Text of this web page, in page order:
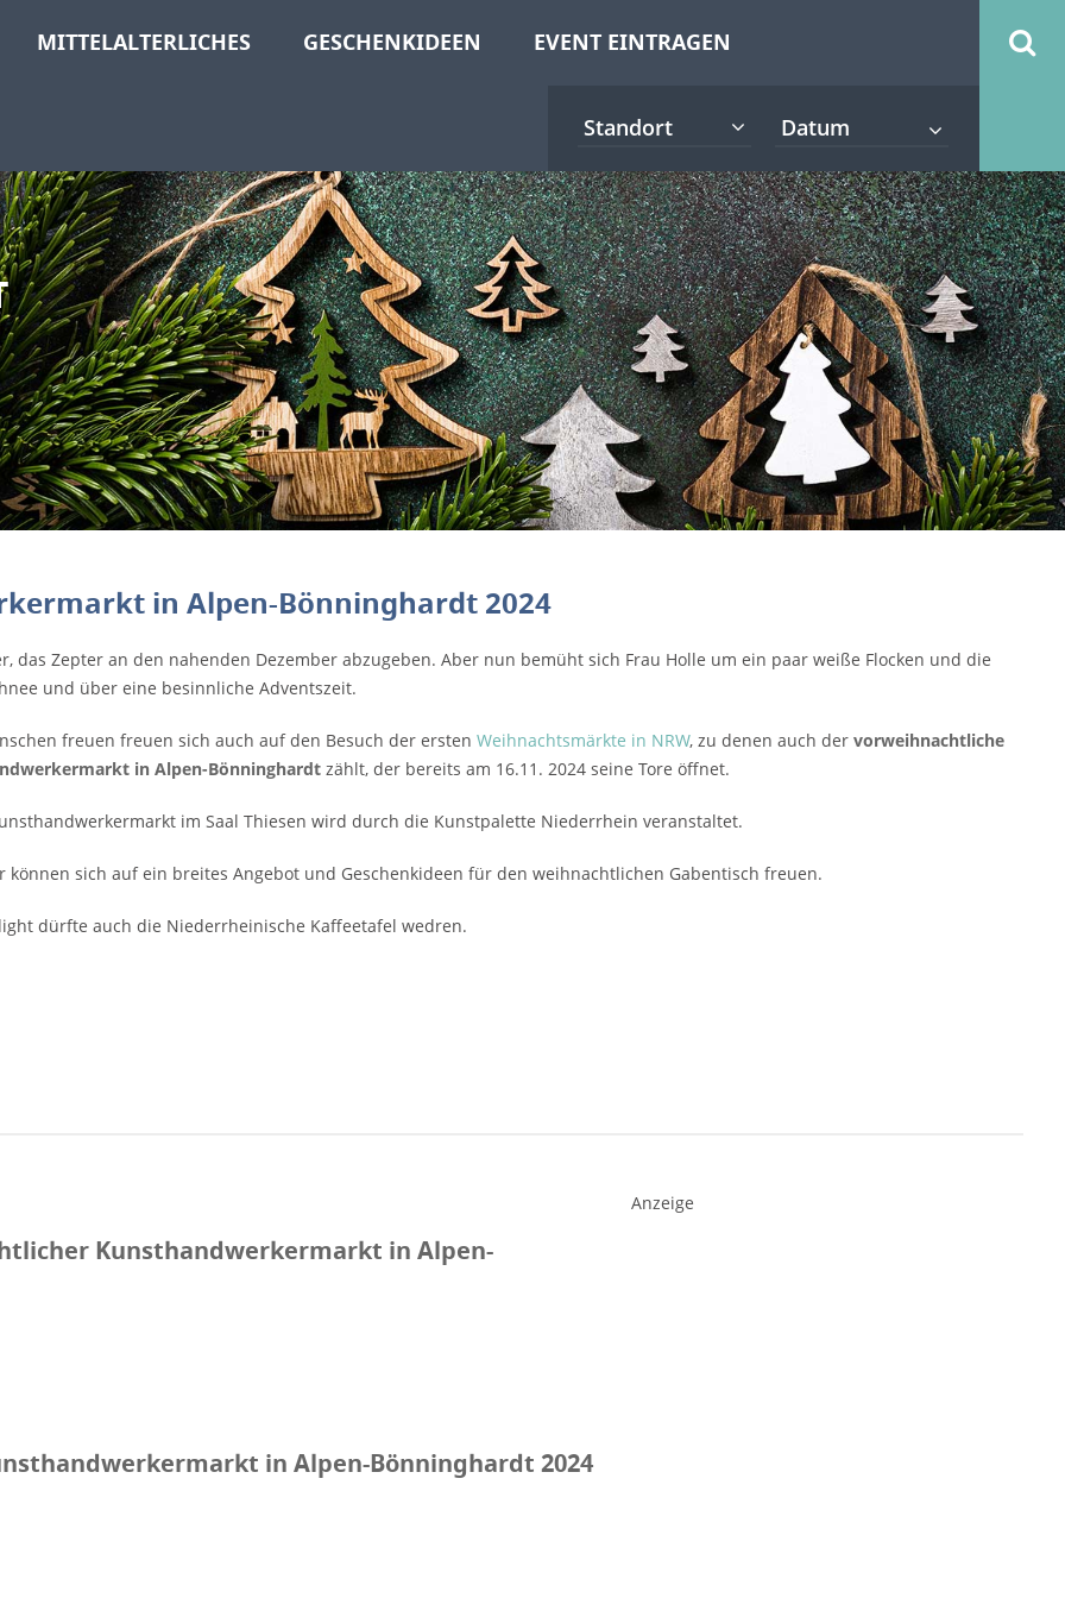
MITTELALTERLICHES GESCHENKIDEEN EVENT EINTRAGEN
Standort
in Alpen-Bönninghardt 2024
das Zepter an den nahenden Dezember abzugeben. Aber nun bemüht sich Frau Holle um ein paar weiße Flocken und die
und über eine besinnliche Adventszeit.
freuen freuen sich auch auf den Besuch der ersten Weihnachtsmärkte in NRW, zu denen auch der vorweihnachtliche
in Alpen-Bönninghardt zählt, der bereits am 16.11. 2024 seine Tore öffnet.
im Saal Thiesen wird durch die Kunstpalette Niederrhein veranstaltet.
können sich auf ein breites Angebot und Geschenkideen für den weihnachtlichen Gabentisch freuen.
dürfte auch die Niederrheinische Kaffeetafel wedren.
Anzeige
Kunsthandwerkermarkt in Alpen-
in Alpen-Bönninghardt 2024